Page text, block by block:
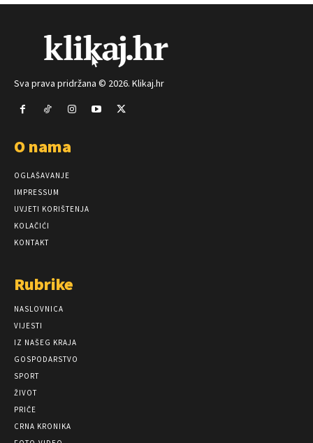
Sva prava pridržana © 2026. Klikaj.hr
O nama
OGLAŠAVANJE
IMPRESSUM
UVJETI KORIŠTENJA
KOLAČIĆI
KONTAKT
Rubrike
NASLOVNICA
VIJESTI
IZ NAŠEG KRAJA
GOSPODARSTVO
SPORT
ŽIVOT
PRIČE
CRNA KRONIKA